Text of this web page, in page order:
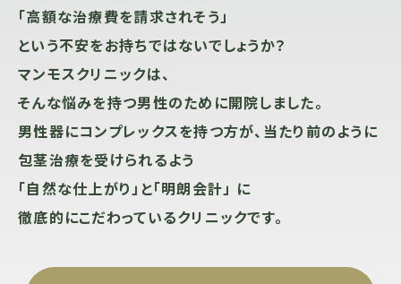
「高額な治療費を請求されそう」
という不安をお持ちではないでしょうか？
マンモスクリニックは、
そんな悩みを持つ男性のために開院しました。
男性器にコンプレックスを持つ方が、当たり前のように
包茎治療を受けられるよう
「自然な仕上がり」と「明朗会計」 に
徹底的にこだわっているクリニックです。